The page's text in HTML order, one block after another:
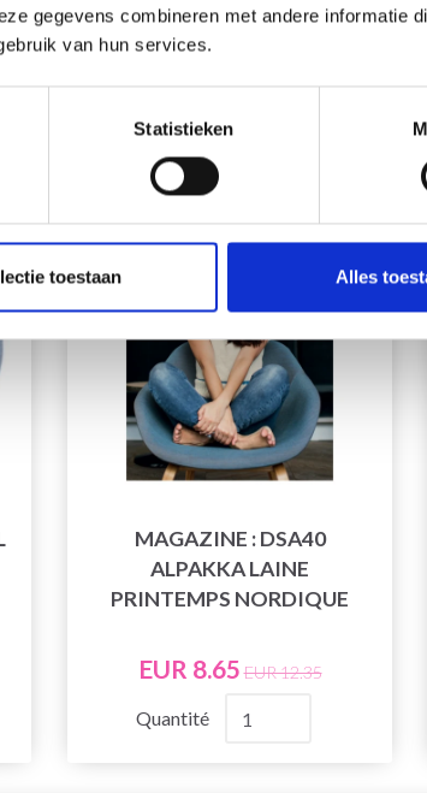
gegevens combineren met andere informatie
van hun services.
Statistieken
toestaan Alles
EUR 0.00
29% de réduction
MAGAZINE : DSA40
ALPAKKA LAINE
PRINTEMPS NORDIQUE
EUR 8.65 EUR 12.35
Quantité